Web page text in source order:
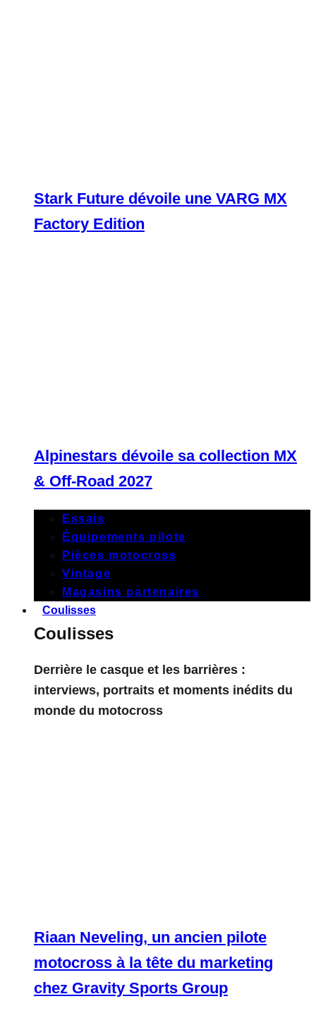
Stark Future dévoile une VARG MX
Factory Edition
Alpinestars dévoile sa collection MX
& Off-Road 2027
Essais
Équipements pilote
Pièces motocross
Vintage
Magasins partenaires
Coulisses
Coulisses
Derrière le casque et les barrières :
interviews, portraits et moments inédits du
monde du motocross
Riaan Neveling, un ancien pilote
motocross à la tête du marketing
chez Gravity Sports Group